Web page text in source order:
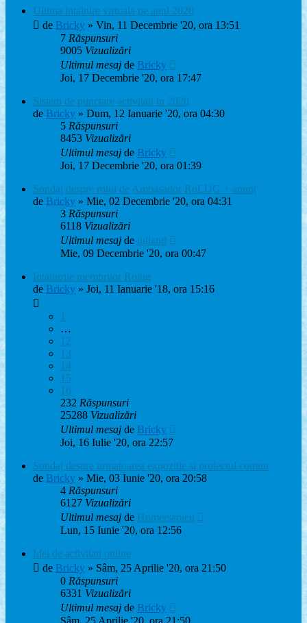
Ultima intalnire virtuala pe anul 2020
de Bricky » Vin, 11 Decembrie '20, ora 13:51
7 Răspunsuri
9005 Vizualizări
Ultimul mesaj de Bricky
Joi, 17 Decembrie '20, ora 17:47
Sistem de punctare activitati in 2020
de Bricky » Dum, 12 Ianuarie '20, ora 04:30
5 Răspunsuri
8453 Vizualizări
Ultimul mesaj de Bricky
Joi, 17 Decembrie '20, ora 01:39
Sondaj despre rolul de Ambasador RoLUG + anunt
de Bricky » Mie, 02 Decembrie '20, ora 04:31
3 Răspunsuri
6118 Vizualizări
Ultimul mesaj de iuliand
Mie, 09 Decembrie '20, ora 00:47
Intalnirile membrilor Rolug
de Bricky » Joi, 11 Ianuarie '18, ora 15:16
1
…
12
13
14
15
16
232 Răspunsuri
25288 Vizualizări
Ultimul mesaj de Bricky
Joi, 16 Iulie '20, ora 22:57
Sondaj despre urmatoarea expozitie si proiectul comun
de Bricky » Mie, 03 Iunie '20, ora 20:58
4 Răspunsuri
6127 Vizualizări
Ultimul mesaj de Homersapien
Lun, 15 Iunie '20, ora 12:56
Idei de activitati online
de Bricky » Sâm, 25 Aprilie '20, ora 21:50
0 Răspunsuri
6331 Vizualizări
Ultimul mesaj de Bricky